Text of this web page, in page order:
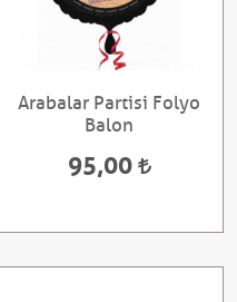
Arabalar Partisi Folyo
Balon
95,00